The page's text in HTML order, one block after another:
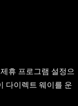
제휴 프로그램 설정으
다이렉트 웨이를 운